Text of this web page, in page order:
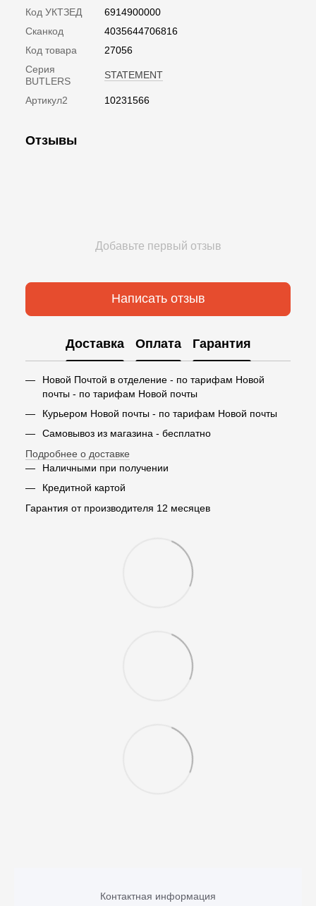
Код УКТЗЕД
6914900000
Сканкод
4035644706816
Код товара
27056
Серия
BUTLERS
STATEMENT
Артикул2 10231566
Отзывы
Добавьте первый отзыв
Написать отзыв
Доставка Оплата Гарантия
Новой Почтой в отделение - по тарифам Новой
почты - по тарифам Новой почты
Курьером Новой почты - по тарифам Новой почты
Самовывоз из магазина - бесплатно
Подробнее о доставке
Наличными при получении
Кредитной картой
Гарантия от производителя 12 месяцев
Контактная информация